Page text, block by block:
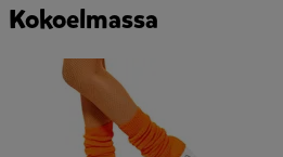
Kokoelmassa